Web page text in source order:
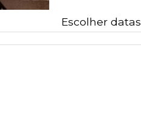
Escolher datas